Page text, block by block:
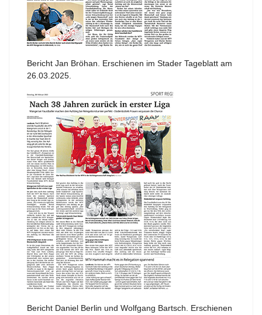
Bericht Jan Bröhan. Erschienen im Stader Tageblatt am
26.03.2025.
Bericht Daniel Berlin und Wolfgang Bartsch. Erschienen